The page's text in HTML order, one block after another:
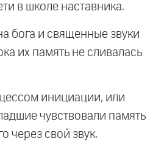
в школе наставника.
бога и священные звуки
их память не сливалась
инициации, или
чувствовали память
через свой звук.